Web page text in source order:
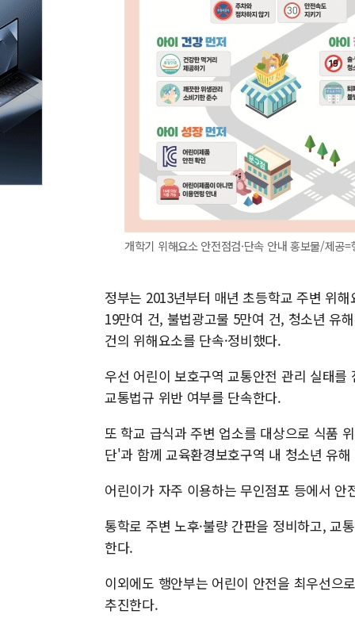
개학기 위해요소 안전점검·단속 안내 홍보물/제공=
정부는 2013년부터 매년 초등학교 주변 위
19만여 건, 불법광고물 5만여 건, 청소년 유
건의 위해요소를 단속·정비했다.
우선 어린이 보호구역 교통안전 관리 실태를
교통법규 위반 여부를 단속한다.
또 학교 급식과 주변 업소를 대상으로 식품
단'과 함께 교육환경보호구역 내 청소년 유
어린이가 자주 이용하는 무인점포 등에서
통학로 주변 노후·불량 간판을 정비하고, 교
한다.
이외에도 행안부는 어린이 안전을 최우선으
추진한다.